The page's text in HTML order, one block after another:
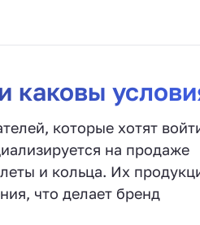
каковы
которые хотят
на продаже
и кольца. Их
что делает бренд